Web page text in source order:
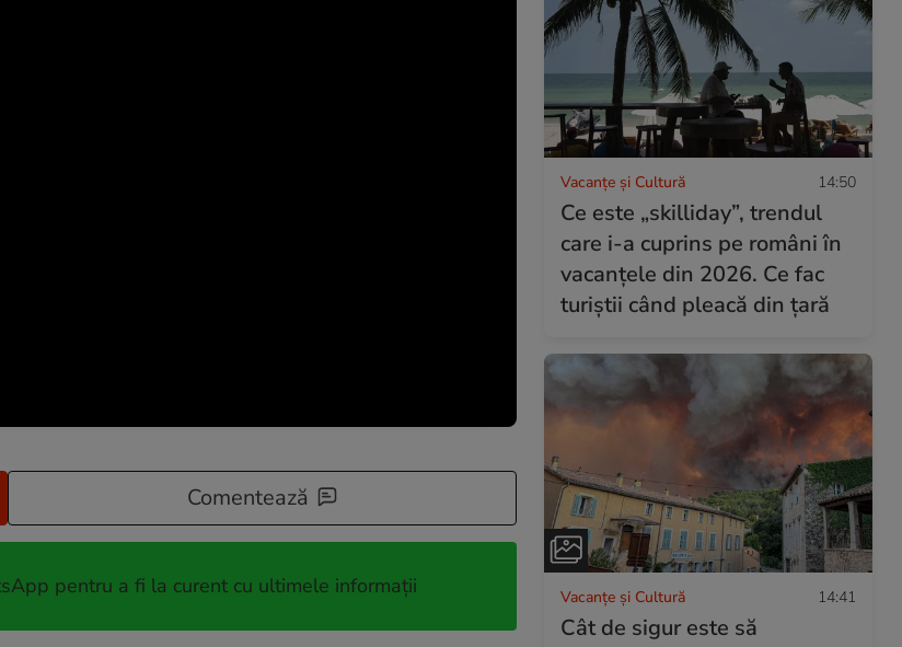
Comentează
pentru a fi la curent cu ultimele informații
Vacanțe și Cultură 14:50
Ce este „skilliday”, trendul
care i-a cuprins pe români în
vacanțele din 2026. Ce fac
turiștii când pleacă din țară
Vacanțe și Cultură 14:41
Cât de sigur este să